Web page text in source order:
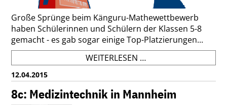
Große Sprünge beim Känguru-Mathewettbewerb
haben Schülerinnen und Schülern der Klassen 5-8
gemacht - es gab sogar einige Top-Platzierungen...
WEITERLESEN …KÄNGURU-
WETTBEWERB
2015
12.04.2015
8c: Medizintechnik in Mannheim